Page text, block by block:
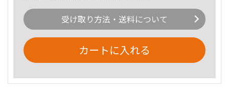
受け取り方法・送料について
カートに入れる